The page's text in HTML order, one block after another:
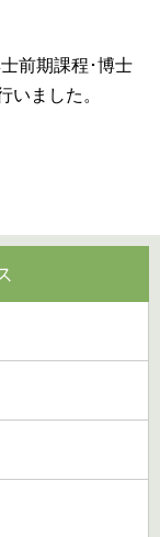
前期課程･博士
ました。